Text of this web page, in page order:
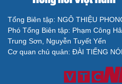
Tổng Biên tập: NGÔ THIỆU
Phó Tổng Biên tập: Phạm Công
Trung Sơn, Nguyễn Tuyết Yến
Cơ quan chủ quản: ĐÀI TIẾNG